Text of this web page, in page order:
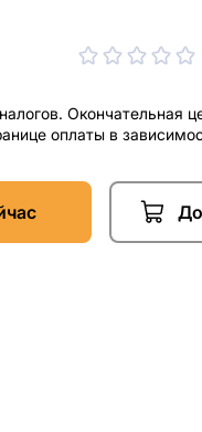
Окончательная
оплаты в